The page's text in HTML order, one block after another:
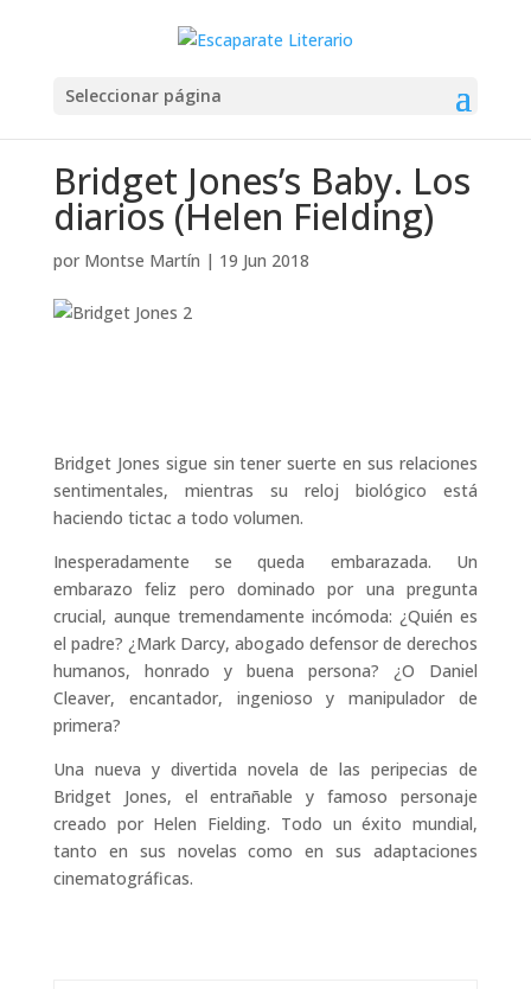
Seleccionar página
Bridget Jones’s Baby. Los
diarios (Helen Fielding)
por Montse Martín | 19 Jun 2018
Bridget Jones sigue sin tener suerte en sus relaciones
sentimentales, mientras su reloj biológico está
haciendo tictac a todo volumen.
Inesperadamente se queda embarazada. Un
embarazo feliz pero dominado por una pregunta
crucial, aunque tremendamente incómoda: ¿Quién es
el padre? ¿Mark Darcy, abogado defensor de derechos
humanos, honrado y buena persona? ¿O Daniel
Cleaver, encantador, ingenioso y manipulador de
primera?
Una nueva y divertida novela de las peripecias de
Bridget Jones, el entrañable y famoso personaje
creado por Helen Fielding. Todo un éxito mundial,
tanto en sus novelas como en sus adaptaciones
cinematográficas.